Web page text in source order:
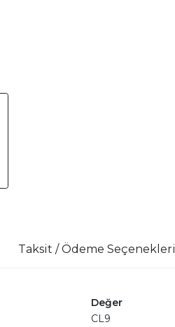
Taksit / Ödeme Seçenekleri
Değer
CL9